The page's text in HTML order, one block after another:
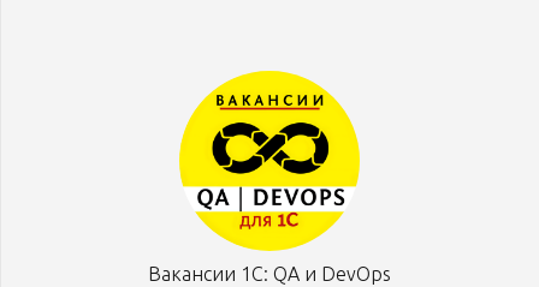
Вакансии 1С: QA и DevOps